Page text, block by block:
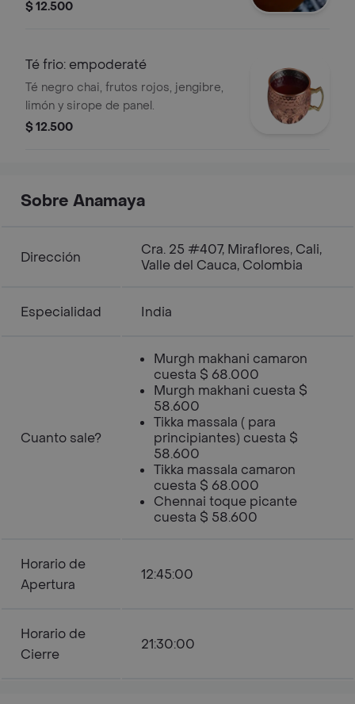
$ 12.500
Té frio: empoderaté
Té negro chai, frutos rojos, jengibre,
limón y sirope de panel.
$ 12.500
Sobre Anamaya
Dirección
Cra. 25 #407, Miraflores, Cali,
Valle del Cauca, Colombia
Especialidad India
Cuanto sale?
Murgh makhani camaron
cuesta $ 68.000
Murgh makhani cuesta $
58.600
Tikka massala ( para
principiantes) cuesta $
58.600
Tikka massala camaron
cuesta $ 68.000
Chennai toque picante
cuesta $ 58.600
Horario de
Apertura
12:45:00
Horario de
Cierre
21:30:00